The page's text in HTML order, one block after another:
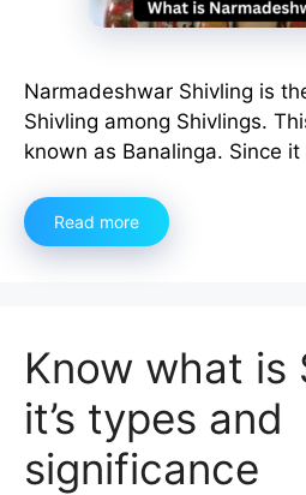
Narmadeshwar Shivling is
Shivling among Shivlings.
known as Banalinga. Since
Read more
Know what is
it’s types and
significance